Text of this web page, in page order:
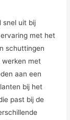
snel uit bij
met het
schuttingen
werken met
aan een
bij het
past bij de